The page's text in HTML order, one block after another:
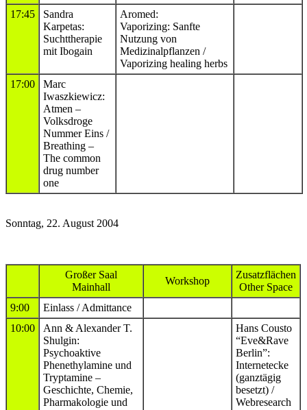
17:45
Sandra
Karpetas:
Suchttherapie
mit Ibogain
Aromed:
Vaporizing: Sanfte
Nutzung von
Medizinalpflanzen /
Vaporizing healing herbs
17:00
Marc
Iwaszkiewicz:
Atmen –
Volksdroge
Nummer Eins /
Breathing –
The common
drug number
one
Sonntag, 22. August 2004
Großer Saal
Mainhall
Workshop
Zusatzflächen
Other Space
9:00
Einlass / Admittance
10:00
Ann & Alexander T.
Shulgin:
Psychoaktive
Phenethylamine und
Tryptamine –
Geschichte, Chemie,
Pharmakologie und
Hans Cousto
“Eve&Rave
Berlin”:
Internetecke
(ganztägig
besetzt) /
Webresearch